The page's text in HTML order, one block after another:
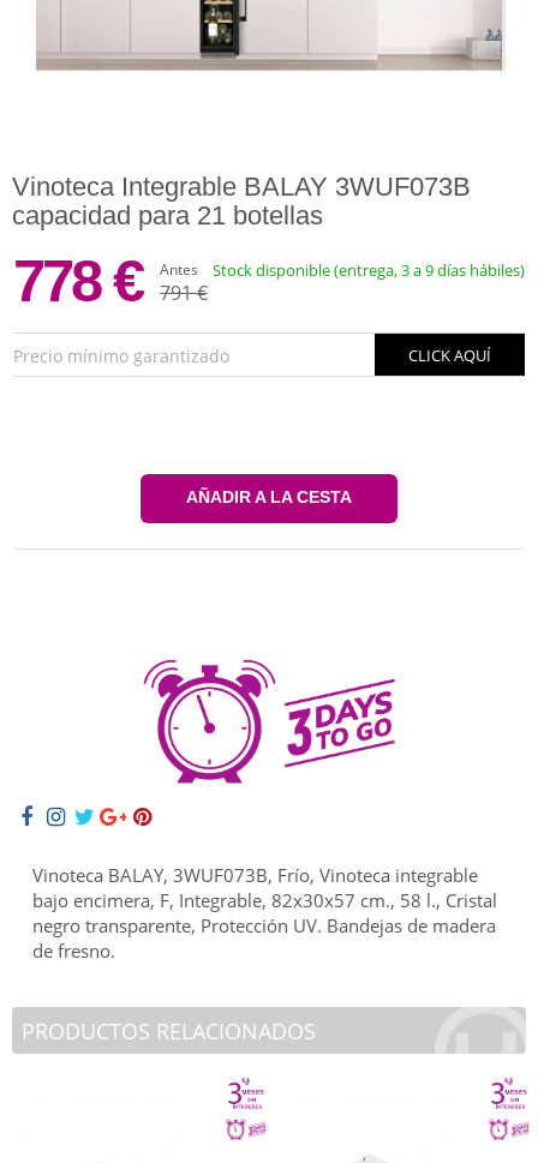
Vinoteca Integrable BALAY 3WUF073B
capacidad para 21 botellas
778 € Antes
791 €
Stock disponible (entrega, 3 a 9 días hábiles)
Precio mínimo garantizado CLICK AQUÍ
AÑADIR A LA CESTA
Vinoteca BALAY, 3WUF073B, Frío, Vinoteca integrable
bajo encimera, F, Integrable, 82x30x57 cm., 58 l., Cristal
negro transparente, Protección UV. Bandejas de madera
de fresno.
PRODUCTOS RELACIONADOS